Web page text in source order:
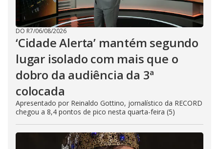
DO R7/06/08/2026
‘Cidade Alerta’ mantém segundo
lugar isolado com mais que o
dobro da audiência da 3ª
colocada
Apresentado por Reinaldo Gottino, jornalístico da RECORD
chegou a 8,4 pontos de pico nesta quarta-feira (5)